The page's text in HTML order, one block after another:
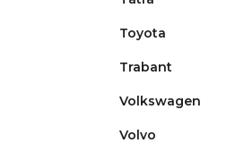
Toyota
Trabant
Volkswagen
Volvo